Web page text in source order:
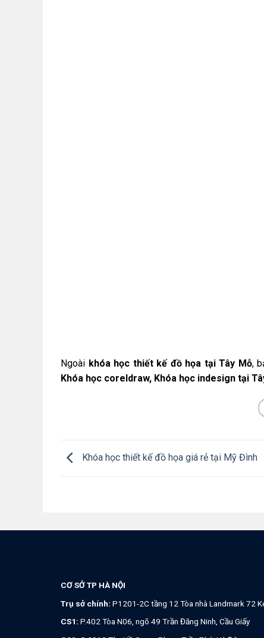
Ngoài khóa học thiết kế đồ họa tại Tây Mỗ,
Khóa học coreldraw, Khóa học indesign tại
Khóa học thiết kế đồ họa giá rẻ tại Mỹ Đình
CƠ SỞ TP HÀ NỘI
Trụ sở chính: P1201-2C tầng 12 Tòa nhà Landmark 72
CS1: P.402 Tòa N06, ngõ 49 Trần Đăng Ninh, Cầu Giấy